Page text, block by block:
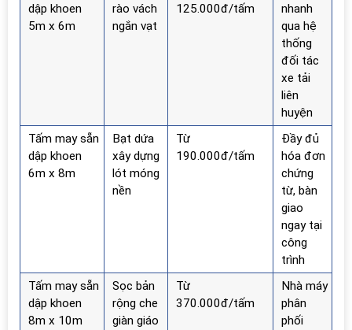
dập khoen
5m x 6m
rào vách
ngắn vạt
125.000đ/tấm
nhanh
qua hệ
thống
đối tác
xe tải
liên
huyện
Tấm may sẵn
dập khoen
6m x 8m
Bạt dứa
xây dựng
lót móng
nền
Từ
190.000đ/tấm
Đầy đủ
hóa đơn
chứng
từ, bàn
giao
ngay tại
công
trình
Tấm may sẵn
dập khoen
8m x 10m
Sọc bản
rộng che
giàn giáo
Từ
370.000đ/tấm
Nhà máy
phân
phối